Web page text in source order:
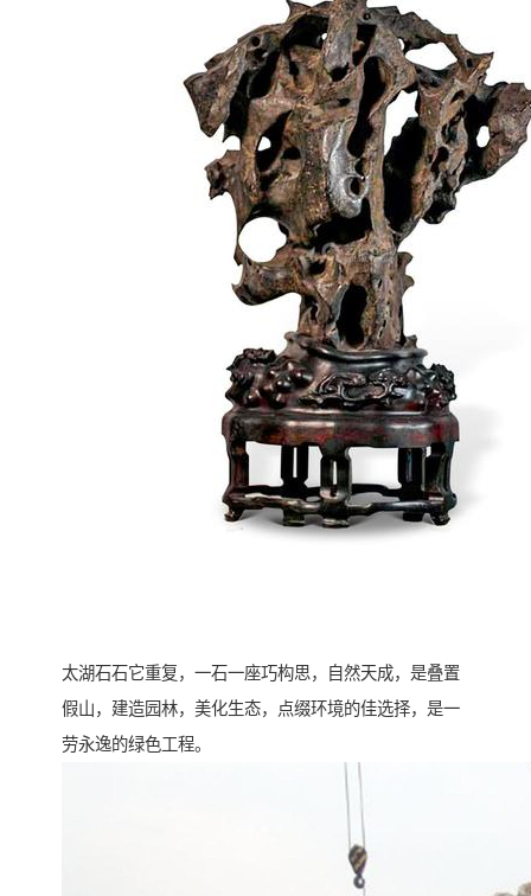
太湖石石它重复，一石一座巧构思，自然天成，是叠置
假山，建造园林，美化生态，点缀环境的佳选择，是一
劳永逸的绿色工程。